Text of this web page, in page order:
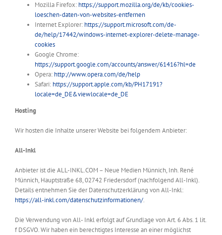
Mozilla Firefox: https://support.mozilla.org/de/kb/cookies-
loeschen-daten-von-websites-entfernen
Internet Explorer: https://support.microsoft.com/de-
de/help/17442/windows-internet-explorer-delete-manage-
cookies
Google Chrome:
https://support.google.com/accounts/answer/61416?hl=de
Opera: http://www.opera.com/de/help
Safari: https://support.apple.com/kb/PH17191?
locale=de_DE&viewlocale=de_DE
Hosting
Wir hosten die Inhalte unserer Website bei folgendem Anbieter:
All-Inkl
Anbieter ist die ALL-INKL.COM – Neue Medien Münnich, Inh. René
Münnich, Hauptstraße 68, 02742 Friedersdorf (nachfolgend All-Inkl).
Details entnehmen Sie der Datenschutzerklärung von All-Inkl:
https://all-inkl.com/datenschutzinformationen/.
Die Verwendung von All- Inkl erfolgt auf Grundlage von Art. 6 Abs. 1 lit.
f DSGVO. Wir haben ein berechtigtes Interesse an einer möglichst